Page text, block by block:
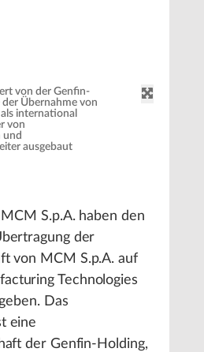
von der Genfin-
der Übernahme von
international
von
und
ausgebaut
S.p.A. haben den
der
von MCM S.p.A. auf
Technologies
Das
eine
der Genfin-Holding,